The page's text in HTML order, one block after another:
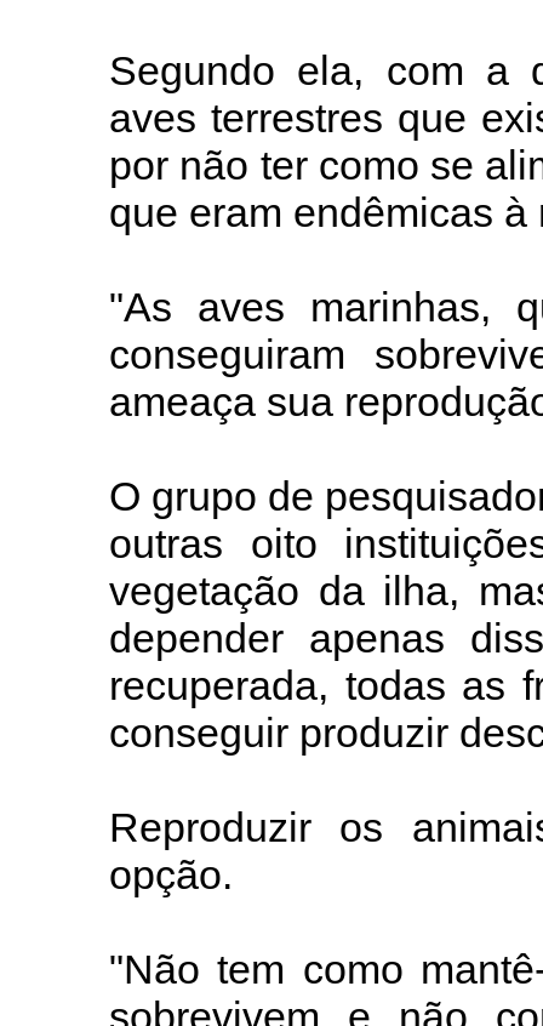
Segundo ela, com a
aves terrestres que
por não ter como se
que eram endêmicas
"As aves marinhas,
conseguiram
ameaça sua
O grupo de
outras oito
vegetação da ilha,
depender apenas
recuperada, todas as
conseguir produzir
Reproduzir os
opção.
"Não tem como
sobrevivem e não